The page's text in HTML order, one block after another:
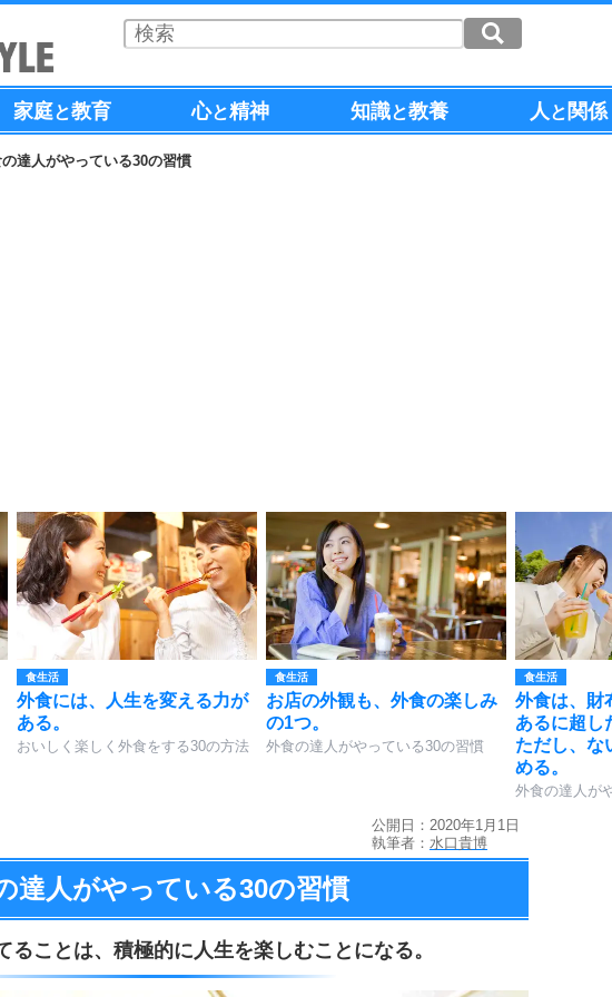
家庭と教育 心と精神 知識と教養 人と 関係
達人がやっている30の習慣
食生活
外食には、人生を変える力が
ある。
おいしく楽しく外食をする30の方法
食生活
お店の外観も、外食の楽しみ
の1つ。
外食の達人がやっている30の習慣
食生活
外食は、財
あるに超し
ただし、な
める。
外食の達人が
公開日：2020年1月1日
執筆者： 水口貴博
達人がやっている30の習慣
ることは、 積極的に人生を楽しむことになる。